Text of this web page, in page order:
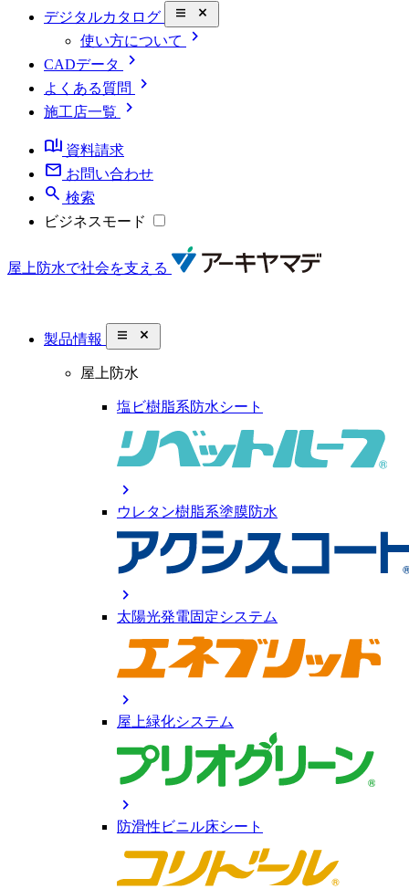
デジタルカタログ close_small
使い方について chevron_right
CADデータ chevron_right
よくある質問 chevron_right
施工店一覧
chevron_right
book_ribbon 資料請求
mail お問い合わせ
search 検索
ビジネスモード
屋上防水で社会を支える
製品情報 close_small
屋上防水
塩ビ樹脂系防水シート
chevron_right
ウレタン樹脂系塗膜防水
chevron_right
太陽光発電固定システム
chevron_right
屋上緑化システム
chevron_right
防滑性ビニル床シート